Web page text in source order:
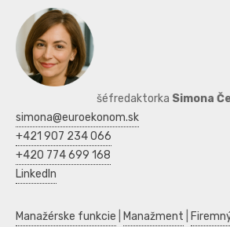
šéfredaktorka Simona
simona@euroekonom.sk
+421 907 234 066
+420 774 699 168
LinkedIn
Manažérske funkcie Manažment